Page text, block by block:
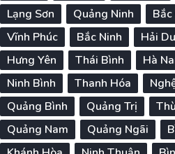
Lạng Sơn
Quảng Ninh
Vĩnh Phúc
Bắc Ninh Hải
Hưng Yên
Thái Bình Hà
Ninh Bình
Thanh Hóa
Quảng Bình
Quảng Trị
Quảng Nam
Quảng Ngãi